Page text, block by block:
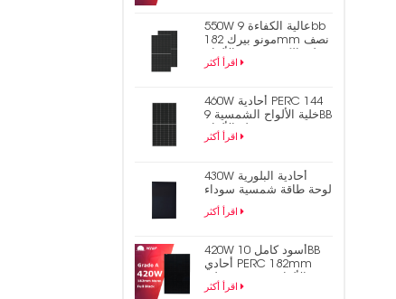
550W عالية الكفاءة 9bb
مونو بيرك 182mm نصف
خلية الكهروضوئية الألواح
الشمسية
اقرأ أكثر
460W أحادية PERC 144
خلية الألواح الشمسية 9BB
نصف قطع الألواح
الكهروضوئية
اقرأ أكثر
430W أحادية البلورية
لوحة طاقة شمسية سوداء
متشابكة بالكامل
اقرأ أكثر
420W أسود كامل 10BB
أحادي PERC 182mm
نصف خلية PV الألواح
الشمسية
اقرأ أكثر